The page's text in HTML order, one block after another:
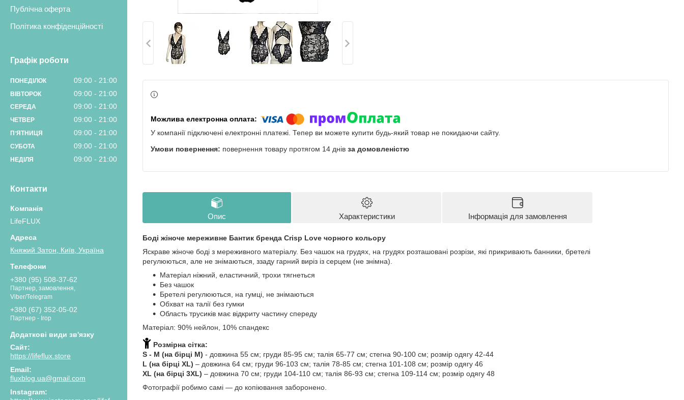
Публічна оферта
Політика конфіденційності
Графік роботи
ПОНЕДІЛОК 09:00 21:00
ВІВТОРОК 09:00 21:00
СЕРЕДА 09:00 21:00
ЧЕТВЕР 09:00 21:00
ПʼЯТНИЦЯ 09:00 21:00
СУБОТА 09:00 21:00
НЕДІЛЯ 09:00 21:00
Контакти
LifeFLUX
Княжий Затон, Київ, Україна
+380 (95) 508-37-62
Партнер, замовлення,
Viber/Telegram
+380 (67) 352-05-02
Партнер - Ігор
https://lifeflux.store
fluxblog.ua@gmail.com
Instagram
У компанії підключені електронні платежі. Тепер ви можете купити будь-який товар не покидаючи сайту.
повернення товару протягом 14 днів за домовленістю
Опис Характеристики Інформація для замовлення
Боді жіноче мереживне Бантик бренда Crisp Love чорного кольору
Яскраве жіноче боді з мереживного матеріалу. Без чашок на грудях, на грудях розташовані розрізи, які прикривають банники, бретелі
регулюються, але не знімаються, ззаду гарний виріз із серцем (не знімна).
Матеріал ніжний, еластичний, трохи тягнеться
Без чашок
Бретелі регулюються, на гумці, не знімаються
Обхват на талії без гумки
Область трусиків має відкриту частину спереду
Матеріал: 90% нейлон, 10% спандекс
Розмірна сітка:
S - M (на бірці М) - довжина 55 см; груди 85-95 см; талія 65-77 см; стегна 90-100 см; розмір одягу 42-44
L (на бірці XL) – довжина 64 см; груди 96-103 см; талія 78-85 см; стегна 101-108 см; розмір одягу 46
XL (на бірці 3XL) – довжина 70 см; груди 104-110 см; талія 86-93 см; стегна 109-114 см; розмір одягу 48
Фотографії робимо самі — до копіювання заборонено.